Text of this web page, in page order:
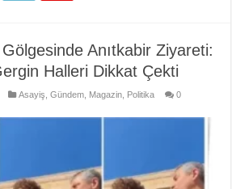
Anıtkabir Ziyareti:
Halleri Dikkat Çekti
Asayiş ,Gündem Magazin Politika
0